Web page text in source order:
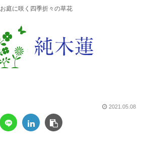
お庭に咲く四季折々の草花
2021.05.08